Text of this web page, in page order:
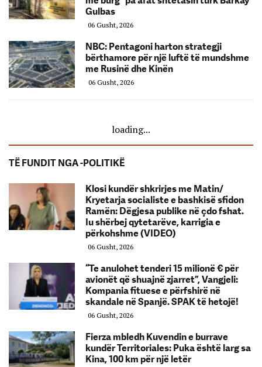
Gulbas
06 Gusht, 2026
NBC: Pentagoni harton strategji
bërthamore për një luftë të mundshme
me Rusinë dhe Kinën
06 Gusht, 2026
loading...
TË FUNDIT NGA -POLITIKË
Klosi kundër shkrirjes me Matin/
Kryetarja socialiste e bashkisë sfidon
Ramën: Dëgjesa publike në çdo fshat.
Iu shërbej qytetarëve, karrigia e
përkohshme (VIDEO)
06 Gusht, 2026
“Te anulohet tenderi 15 milionë € për
avionët që shuajnë zjarret”, Vangjeli:
Kompania fituese e përfshirë në
skandale në Spanjë. SPAK të hetojë!
06 Gusht, 2026
Fierza mbledh Kuvendin e burrave
kundër Territoriales: Puka është larg sa
Kina, 100 km për një letër